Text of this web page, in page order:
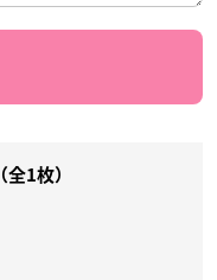
1枚）